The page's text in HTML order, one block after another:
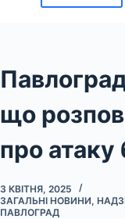
що
про атаку
3 КВІТНЯ, 2025
ЗАГАЛЬНІ НОВИНИ,
ПАВЛОГРАД